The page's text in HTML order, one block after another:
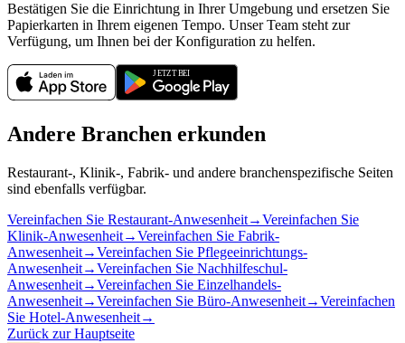
Bestätigen Sie die Einrichtung in Ihrer Umgebung und ersetzen Sie
Papierkarten in Ihrem eigenen Tempo. Unser Team steht zur
Verfügung, um Ihnen bei der Konfiguration zu helfen.
Andere Branchen erkunden
Restaurant-, Klinik-, Fabrik- und andere branchenspezifische Seiten
sind ebenfalls verfügbar.
Vereinfachen Sie Restaurant-Anwesenheit→Vereinfachen Sie
Klinik-Anwesenheit→Vereinfachen Sie Fabrik-
Anwesenheit→Vereinfachen Sie Pflegeeinrichtungs-
Anwesenheit→Vereinfachen Sie Nachhilfeschul-
Anwesenheit→Vereinfachen Sie Einzelhandels-
Anwesenheit→Vereinfachen Sie Büro-Anwesenheit→Vereinfachen
Sie Hotel-Anwesenheit→
Zurück zur Hauptseite